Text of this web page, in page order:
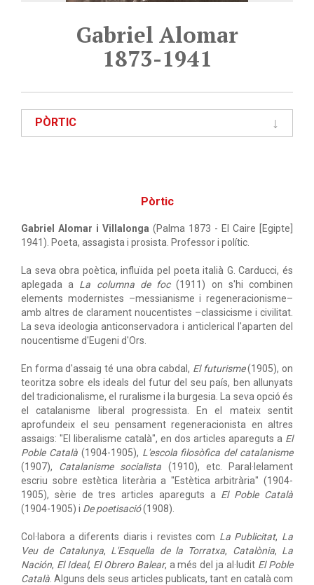
Gabriel Alomar
1873-1941
PÒRTIC
Pòrtic
Gabriel Alomar i Villalonga (Palma 1873 - El Caire [Egipte]
1941). Poeta, assagista i prosista. Professor i polític.
La seva obra poètica, influïda pel poeta italià G. Carducci, és
aplegada a La columna de foc(1911) on s'hi combinen
elements modernistes –messianisme i regeneracionisme–
amb altres de clarament noucentistes –classicisme i civilitat.
La seva ideologia anticonservadora i anticlerical l'aparten del
noucentisme d'Eugeni d'Ors.
En forma d'assaig té una obra cabdal, El futurisme(1905), on
teoritza sobre els ideals del futur del seu país, ben allunyats
del tradicionalisme, el ruralisme i la burgesia. La seva opció és
el catalanisme liberal progressista. En el mateix sentit
aprofundeix el seu pensament regeneracionista en altres
assaigs: "El liberalisme català", en dos articles apareguts a El
Poble Català(1904-1905), L'escola filosòfica del catalanisme
(1907), Catalanisme socialista (1910), etc. Paral·lelament
escriu sobre estètica literària a "Estètica arbitrària" (1904-
1905), sèrie de tres articles apareguts a El Poble Català
(1904-1905) i De poetisació(1908).
Col·labora a diferents diaris i revistes com La Publicitat, La
Veu de Catalunya, L'Esquella de la Torratxa, Catalònia, La
Nación, El Ideal, El Obrero Balear, a més del ja al·ludit El Poble
Català . Alguns dels seus articles publicats, tant en català com